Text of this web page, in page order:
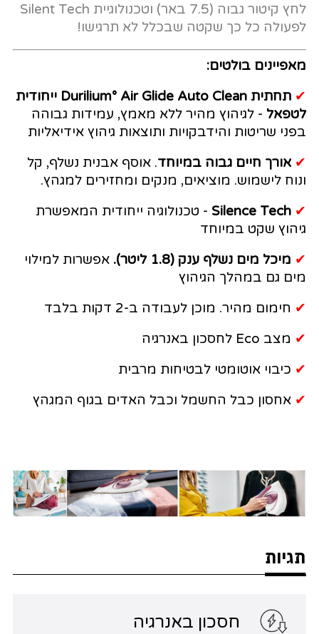
לחץ קיטור גבוה (7.5 באר) וטכנולוגיית Silent Tech
לפעולה כל כך שקטה שבכלל לא תרגישו!
מאפיינים בולטים:
✔
תחתית Durilium° Air Glide Auto Clean ייחודית
לטפאל - לגיהוץ מהיר ללא מאמץ, עמידות גבוהה
בפני שריטות והידבקויות ותוצאות גיהוץ אידיאליות
✔ אורך חיים גבוה במיוחד. אוסף אבנית נשלף, קל
ונוח לישמוש. מוציאים, מנקים ומחזירים למגהץ.
✔
Silence Tech - טכנולוגיה ייחודית המאפשרת
גיהוץ שקט במיוחד
✔ מיכל מים נשלף ענק (1.8 ליטר).
אפשרות למילוי
מים גם במהלך הגיהוץ
✔ חימום מהיר. מוכן לעבודה ב-2 דקות בלבד
✔ מצב Eco לחסכון באנרגיה
✔ כיבוי אוטומטי לבטיחות מרבית
✔ אחסון כבל החשמל וכבל האדים בגוף המגהץ
תגיות
חסכון באנרגיה